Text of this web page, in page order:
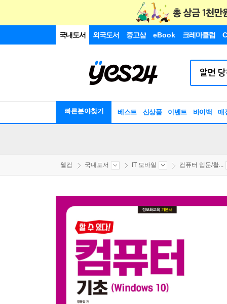
국내도서 외국도서 중고샵 eBook 크레마클럽
빠른분야찾기 베스트 신상품 이벤트 바이백 매
웰컴 국내도서 IT 모바일 컴퓨터 입문/활...